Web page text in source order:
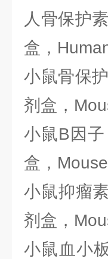
人骨保护
盒，
小鼠骨保
剂盒，
小鼠B因
盒，
小鼠抑瘤
剂盒，
小鼠血小